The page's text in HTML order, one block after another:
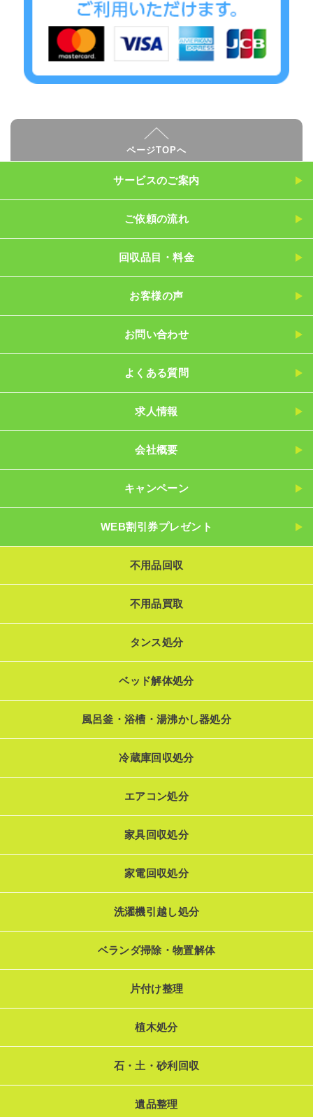
ページTOPへ
サービスのご案内
ご依頼の流れ
回収品目・料金
お客様の声
お問い合わせ
よくある質問
求人情報
会社概要
キャンペーン
WEB割引券プレゼント
不用品回収
不用品買取
タンス処分
ベッド解体処分
風呂釜・浴槽・湯沸かし器処分
冷蔵庫回収処分
エアコン処分
家具回収処分
家電回収処分
洗濯機引越し処分
ベランダ掃除・物置解体
片付け整理
植木処分
石・土・砂利回収
遺品整理